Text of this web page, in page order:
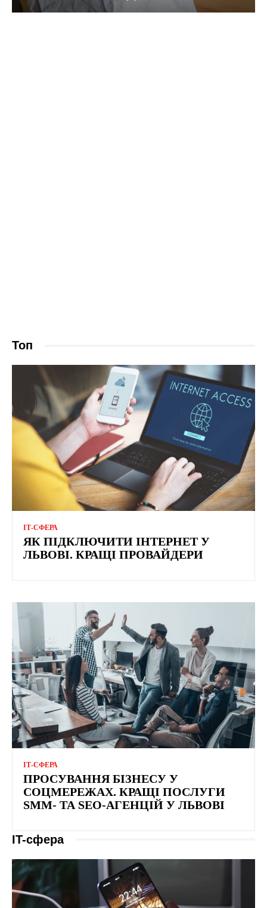
Топ
ІТ-СФЕРА
ЯК ПІДКЛЮЧИТИ ІНТЕРНЕТ У
ЛЬВОВІ. КРАЩІ ПРОВАЙДЕРИ
ІТ-СФЕРА
ПРОСУВАННЯ БІЗНЕСУ У
СОЦМЕРЕЖАХ. КРАЩІ ПОСЛУГИ
SMM- ТА SEO-АГЕНЦІЙ У ЛЬВОВІ
IT-сфера